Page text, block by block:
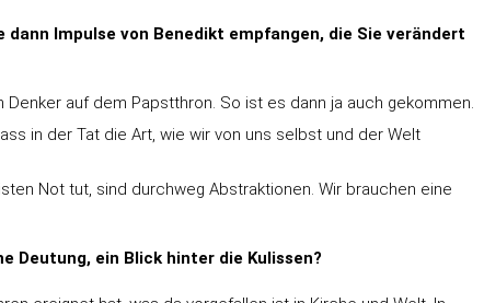
Impulse von Benedikt empfangen, die Sie verändert
auf dem Papstthron. So ist es dann ja auch gekommen.
in der Tat die Art, wie wir von uns selbst und der Welt
Not tut, sind durchweg Abstraktionen. Wir brauchen eine
Deutung, ein Blick hinter die Kulissen?